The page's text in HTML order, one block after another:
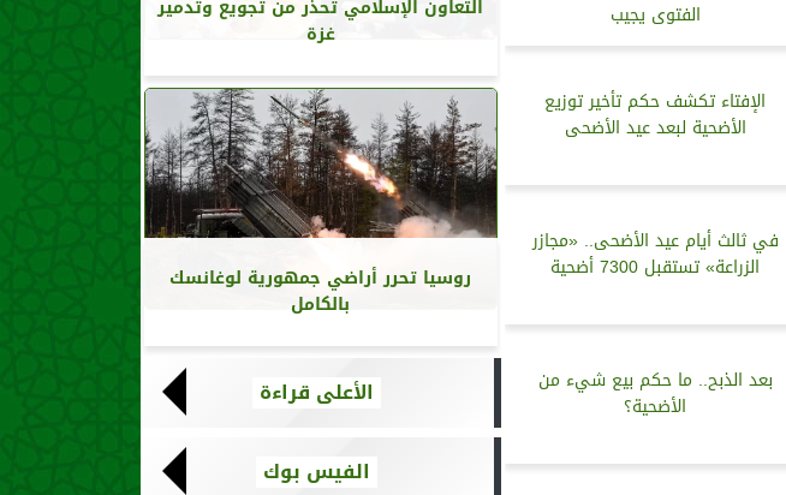
الفتوى يجيب
الإفتاء تكشف حكم تأخير توزيع
الأضحية لبعد عيد الأضحى
في ثالث أيام عيد الأضحى.. «مجازر
الزراعة» تستقبل 7300 أضحية
بعد الذبح.. ما حكم بيع شيء من
الأضحية؟
التعاون الإسلامي تحذر من تجويع وتدمير
غزة
روسيا تحرر أراضي جمهورية لوغانسك
بالكامل
الأعلى قراءة
الفيس بوك